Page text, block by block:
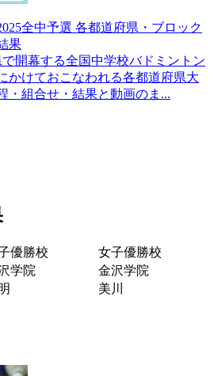
全中予選 各都道府県・ブロック
果
開幕する全国中学校バドミントン
かけておこなわれる各都道府県大
・組合せ・結果と動画のま...
優勝校
女子優勝校
学院
金沢学院
美川